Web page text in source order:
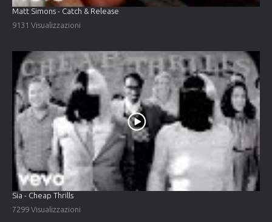
Matt Simons - Catch & Release
9131 Visualizzazioni
Sia - Cheap Thrills
7299 Visualizzazioni